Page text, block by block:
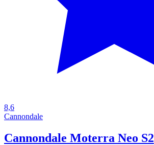
8,6
Cannondale
Cannondale Moterra Neo S2